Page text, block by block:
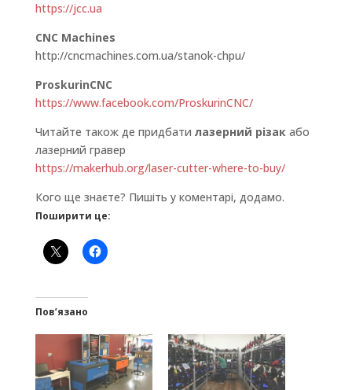
https://jcc.ua
CNC Machines
http://cncmachines.com.ua/stanok-chpu/
ProskurinCNC
https://www.facebook.com/ProskurinCNC/
Читайте також де придбати лазерний різакабо
лазерний гравер
https://makerhub.org/laser-cutter-where-to-buy/
Кого ще знаєте? Пишіть у коментарі, додамо.
Поширити це:
Пов’язано